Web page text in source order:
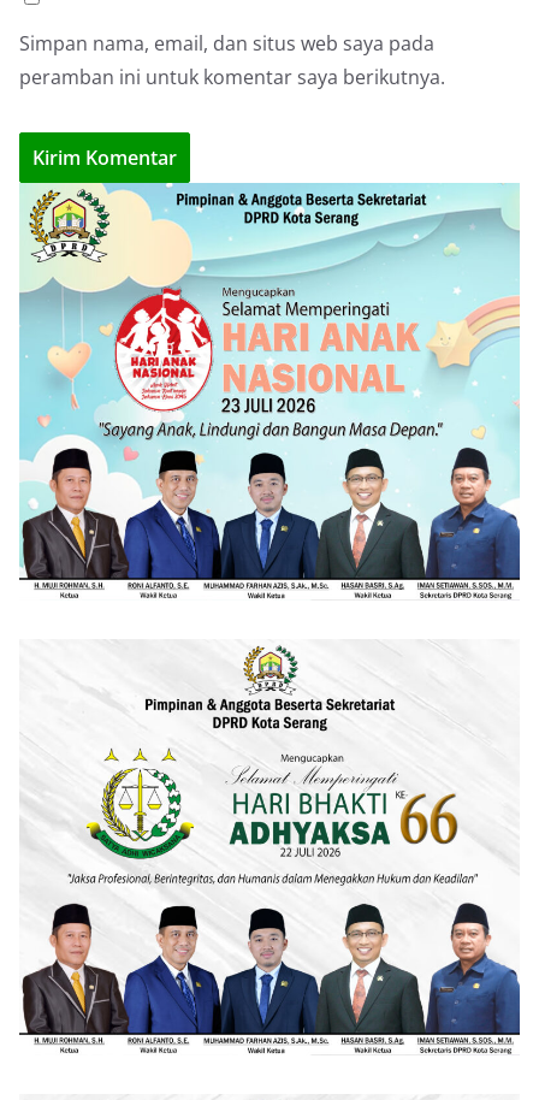
Simpan nama, email, dan situs web saya pada
peramban ini untuk komentar saya berikutnya.